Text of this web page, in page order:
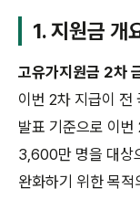
1. 지원금 개
고유가지원금 2차
이번 2차 지급이 전
발표 기준으로 이
3,600만 명을 대상
완화하기 위한 목